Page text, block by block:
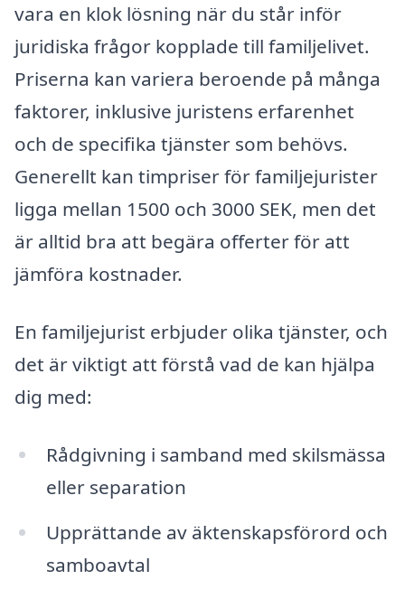
vara en klok lösning när du står inför
juridiska frågor kopplade till familjelivet.
Priserna kan variera beroende på många
faktorer, inklusive juristens erfarenhet
och de specifika tjänster som behövs.
Generellt kan timpriser för familjejurister
ligga mellan 1500 och 3000 SEK, men det
är alltid bra att begära offerter för att
jämföra kostnader.
En familjejurist erbjuder olika tjänster, och
det är viktigt att förstå vad de kan hjälpa
dig med:
Rådgivning i samband med skilsmässa
eller separation
Upprättande av äktenskapsförord och
samboavtal